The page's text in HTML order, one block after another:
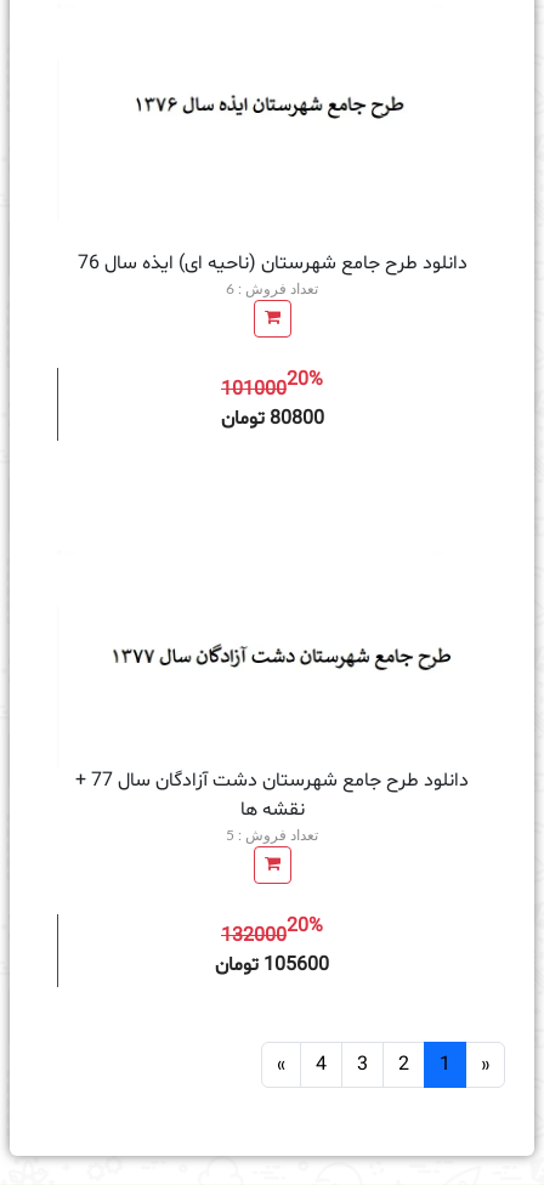
دانلود طرح جامع شهرستان (ناحیه ای) ایذه سال 76
تعداد فروش : 6
10100020%
80800 تومان
دانلود طرح جامع شهرستان دشت آزادگان سال 77 +
نقشه ها
تعداد فروش : 5
13200020%
105600 تومان
«
1
2
3
4
»